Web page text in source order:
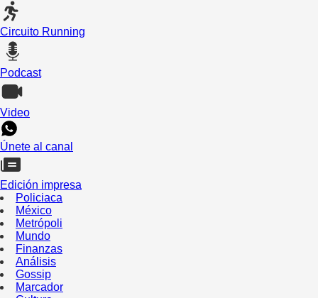
Circuito Running
Podcast
Video
Únete al canal
Edición impresa
Policiaca
México
Metrópoli
Mundo
Finanzas
Análisis
Gossip
Marcador